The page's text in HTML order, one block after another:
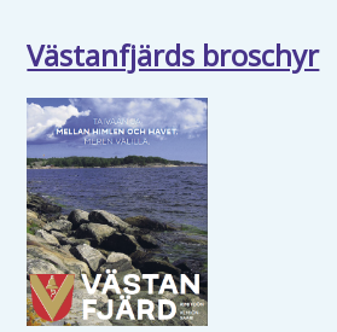
Västanfjärds broschyr